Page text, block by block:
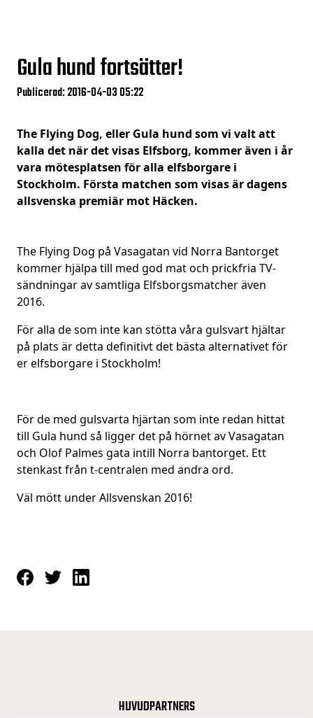
Gula hund fortsätter!
Publicerad: 2016-04-03 05:22
The Flying Dog, eller Gula hund som vi valt att
kalla det när det visas Elfsborg, kommer även i år
vara mötesplatsen för alla elfsborgare i
Stockholm. Första matchen som visas är dagens
allsvenska premiär mot Häcken.
The Flying Dog på Vasagatan vid Norra Bantorget
kommer hjälpa till med god mat och prickfria TV-
sändningar av samtliga Elfsborgsmatcher även
2016.
För alla de som inte kan stötta våra gulsvart hjältar
på plats är detta definitivt det bästa alternativet för
er elfsborgare i Stockholm!
För de med gulsvarta hjärtan som inte redan hittat
till Gula hund så ligger det på hörnet av Vasagatan
och Olof Palmes gata intill Norra bantorget. Ett
stenkast från t-centralen med andra ord.
Väl mött under Allsvenskan 2016!
HUVUDPARTNERS